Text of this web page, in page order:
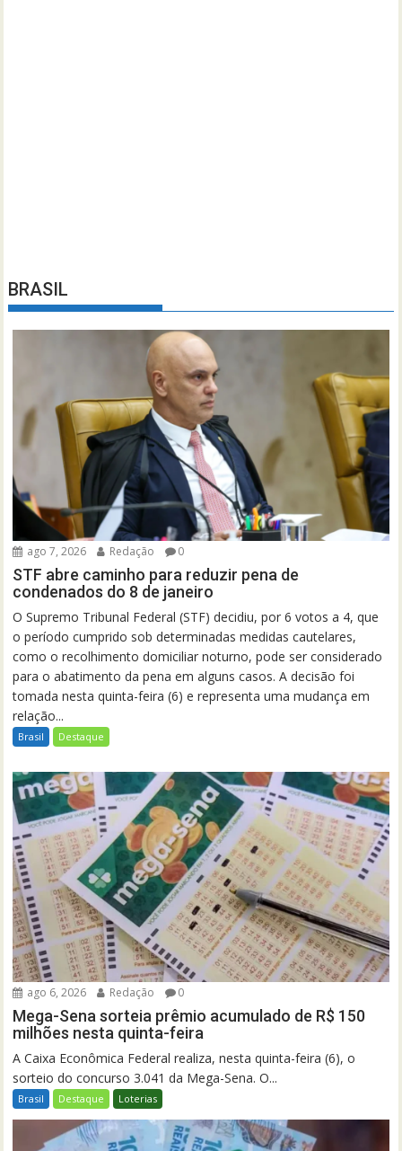
BRASIL
ago 7, 2026 Redação 0
STF abre caminho para reduzir pena de
condenados do 8 de janeiro
O Supremo Tribunal Federal (STF) decidiu, por 6 votos a 4, que
o período cumprido sob determinadas medidas cautelares,
como o recolhimento domiciliar noturno, pode ser considerado
para o abatimento da pena em alguns casos. A decisão foi
tomada nesta quinta-feira (6) e representa uma mudança em
relação...
Brasil Destaque
ago 6, 2026 Redação 0
Mega-Sena sorteia prêmio acumulado de R$ 150
milhões nesta quinta-feira
A Caixa Econômica Federal realiza, nesta quinta-feira (6), o
sorteio do concurso 3.041 da Mega-Sena. O...
Brasil Destaque Loterias